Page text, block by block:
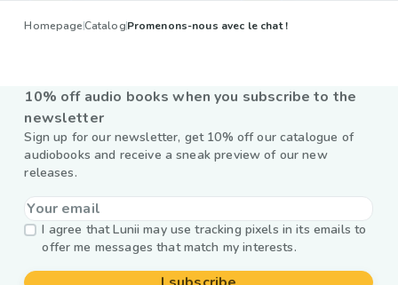
HomepageCatalogPromenons-nous avec le chat !
10% off audio books when you subscribe to the
newsletter
Sign up for our newsletter, get 10% off our catalogue of
audiobooks and receive a sneak preview of our new
releases.
I agree that Lunii may use tracking pixels in its emails to
offer me messages that match my interests.